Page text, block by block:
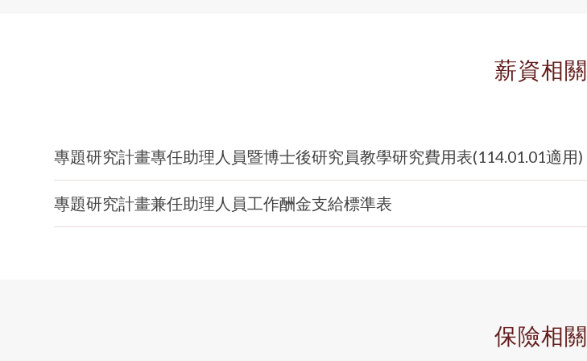
薪資相關
專題研究計畫專任助理人員暨博士後研究員教學研究費用表(114.01.01適用)
專題研究計畫兼任助理人員工作酬金支給標準表
保險相關